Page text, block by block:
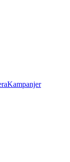
Kampanjer